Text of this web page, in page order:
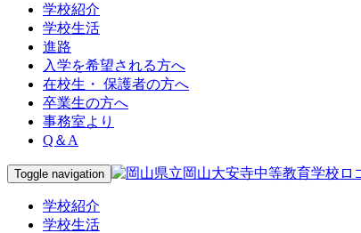
学校紹介
学校生活
進路
入学を希望される方へ
在校生・ 保護者の方へ
卒業生の方へ
事務室より
Q＆A
Toggle navigation
学校紹介
学校生活